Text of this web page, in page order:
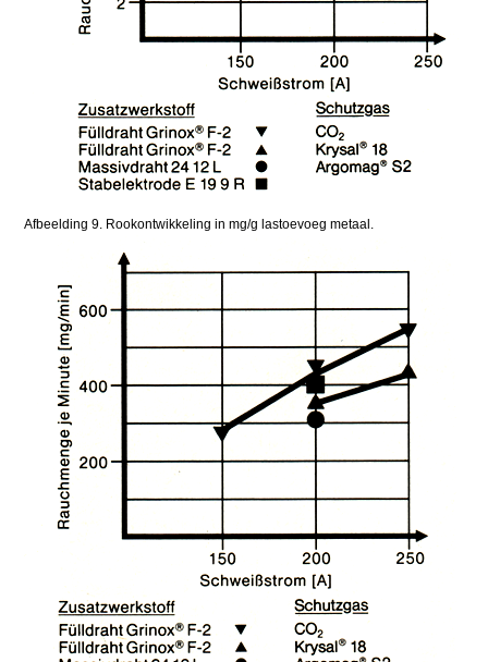
Afbeelding 9. Rookontwikkeling in mg/g lastoevoeg metaal.